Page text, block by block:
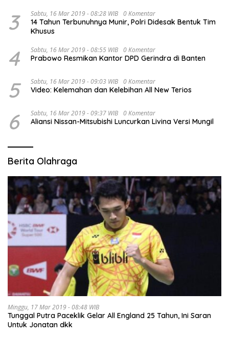
3 Sabtu, 16 Mar 2019 - 08:28 WIB 0 Komentar
14 Tahun Terbunuhnya Munir, Polri Didesak Bentuk Tim
Khusus
4 Sabtu, 16 Mar 2019 - 08:55 WIB 0 Komentar
Prabowo Resmikan Kantor DPD Gerindra di Banten
5 Sabtu, 16 Mar 2019 - 09:03 WIB 0 Komentar
Video: Kelemahan dan Kelebihan All New Terios
6 Sabtu, 16 Mar 2019 - 09:37 WIB 0 Komentar
Aliansi Nissan-Mitsubishi Luncurkan Livina Versi Mungil
Berita Olahraga
Minggu, 17 Mar 2019 - 08:48 WIB
Tunggal Putra Paceklik Gelar All England 25 Tahun, Ini Saran
Untuk Jonatan dkk